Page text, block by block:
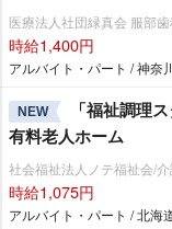
医療法人社団緑真会 服部
時給1,400円
アルバイト・パート / 神奈
NEW
「福祉調理
有料老人ホーム
社会福祉法人ノテ福祉会/
時給1,075円
アルバイト・パート / 北海